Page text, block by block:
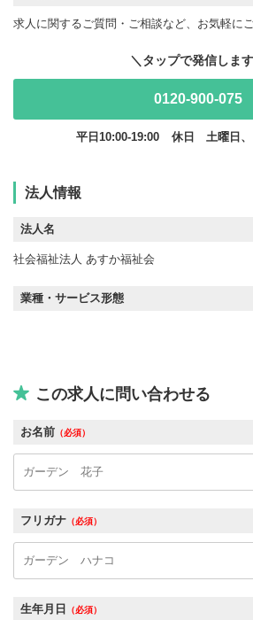
求人に関するご質問・ご相談など、お気軽に
0120-900-075
平日10:00-19:00 休日 土曜日、
法人情報
法人名
社会福祉法人 あすか福祉会
業種・サービス形態
この求人に問い合わせる
お名前 （必須）
フリガナ （必須）
生年月日 （必須）